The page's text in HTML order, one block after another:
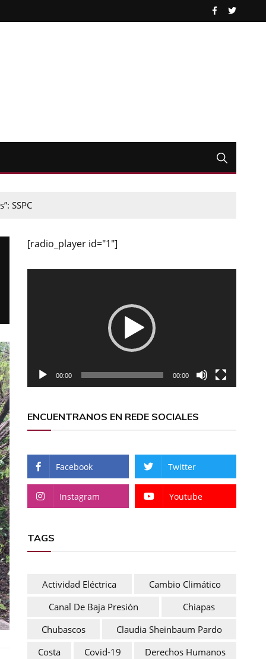
SSPC
[radio_player id="1"]
00:00 00:00
ENCUENTRANOS EN REDE SOCIALES
Facebook Twitter
Instagram Youtube
TAGS
Actividad Eléctrica
Cambio Climático
Canal De Baja Presión
Chiapas
Chubascos
Claudia Sheinbaum Pardo
Costa
Covid-19
Derechos Humanos